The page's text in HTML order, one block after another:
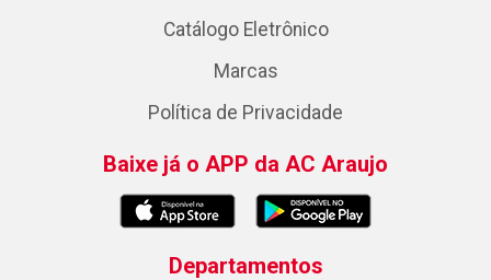
Catálogo Eletrônico
Marcas
Política de Privacidade
Baixe já o APP da AC Araujo
Departamentos